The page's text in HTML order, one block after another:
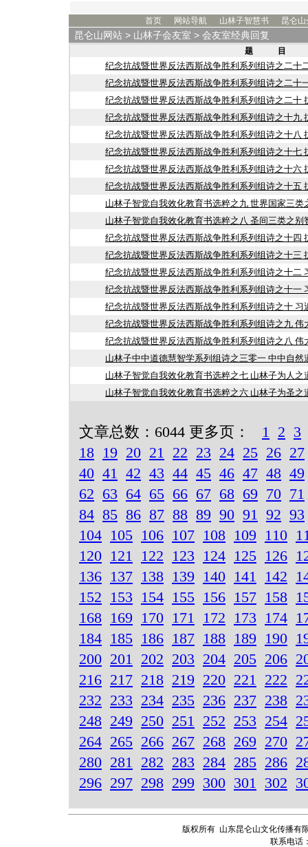
首页 网站导航 山林子智慧书 昆仑
昆仑山网站 > 山林子会友室 > 会友室经典回复
题 目
纪念抗战暨世界反法西斯战争胜利系列组诗之二十
纪念抗战暨世界反法西斯战争胜利系列组诗之二十
纪念抗战暨世界反法西斯战争胜利系列组诗之二十
纪念抗战暨世界反法西斯战争胜利系列组诗之十九
纪念抗战暨世界反法西斯战争胜利系列组诗之十八
纪念抗战暨世界反法西斯战争胜利系列组诗之十七
纪念抗战暨世界反法西斯战争胜利系列组诗之十六
纪念抗战暨世界反法西斯战争胜利系列组诗之十五
山林子智觉自我效化教育书选粹之九 世界国家三类
山林子智觉自我效化教育书选粹之八 圣间三类之别
纪念抗战暨世界反法西斯战争胜利系列组诗之十四
纪念抗战暨世界反法西斯战争胜利系列组诗之十三
纪念抗战暨世界反法西斯战争胜利系列组诗之十二
纪念抗战暨世界反法西斯战争胜利系列组诗之十一
纪念抗战暨世界反法西斯战争胜利系列组诗之十 习
纪念抗战暨世界反法西斯战争胜利系列组诗之九 伟
纪念抗战暨世界反法西斯战争胜利系列组诗之八 伟
山林子中中道德慧智学系列组诗之三零一 中中自然
山林子智觉自我效化教育书选粹之七 山林子为人之
山林子智觉自我效化教育书选粹之六 山林子为圣之
文章总数：6044 更多页： 1 2 3
18 19 20 21 22 23 24 25 26 27
40 41 42 43 44 45 46 47 48 49
62 63 64 65 66 67 68 69 70 71
84 85 86 87 88 89 90 91 92 93
104 105 106 107 108 109 110
120 121 122 123 124 125 126
136 137 138 139 140 141 142
152 153 154 155 156 157 158
168 169 170 171 172 173 174
184 185 186 187 188 189 190
200 201 202 203 204 205 206
216 217 218 219 220 221 222
232 233 234 235 236 237 238
248 249 250 251 252 253 254
264 265 266 267 268 269 270
280 281 282 283 284 285 286
296 297 298 299 300 301 302
版权所有 山东昆仑山文化传播有
联系电话